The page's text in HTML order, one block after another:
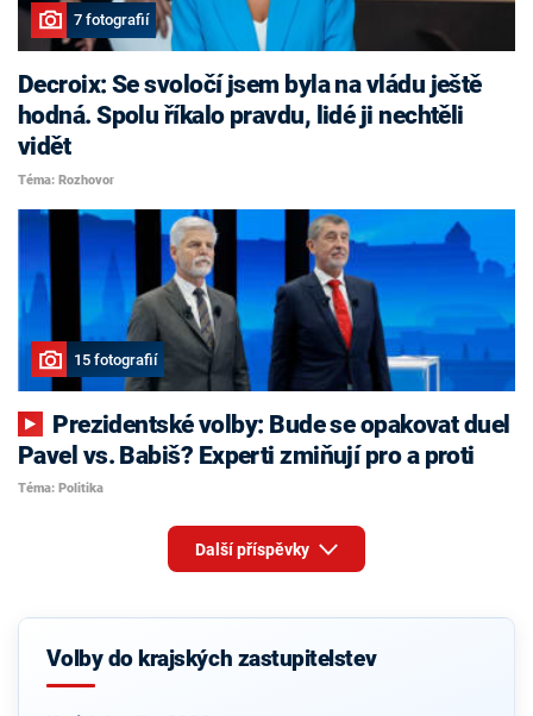
7 fotografií
Decroix: Se svoločí jsem byla na vládu ještě
hodná. Spolu říkalo pravdu, lidé ji nechtěli
vidět
Téma: Rozhovor
15 fotografií
Pavel vs. Babiš? Experti zmiňují pro a proti
Téma: Politika
Další příspěvky
Volby do krajských zastupitelstev